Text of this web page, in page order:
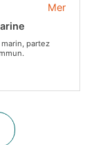
Mer
partez